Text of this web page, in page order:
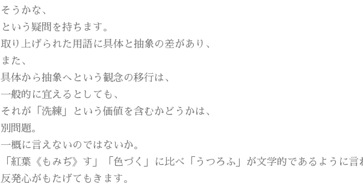
そうかな、
という疑問を持ちます。
取り上げられた用語に具体と抽象の差があり、
また、
具体から抽象へという観念の移行は、
一般的に宜えるとしても、
それが「洗練」という価値を含むかどうかは、
別問題。
一概に言えないのではないか。
「紅葉《もみぢ》す」「色づく」に比べ「うつろふ」が文学的であるように言
反発心がもたげてもきます。